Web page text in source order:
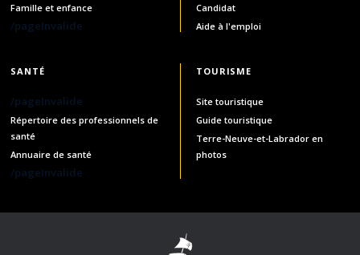
Famille et enfance
/pageInvalide
Candidat
Aide à l'emploi
SANTÉ
/pageInvalide
Répertoire des professionnels de
santé
Annuaire de santé
/pageInvalide
TOURISME
Site touristique
Guide touristique
Terre-Neuve-et-Labrador en
photos